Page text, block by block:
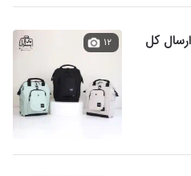
کل
۱۲